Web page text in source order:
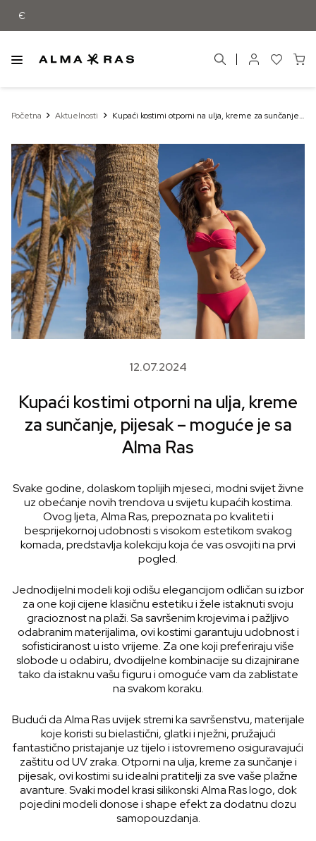
Početna Aktuelnosti
Kupaći kostimi otporni na ulja, kreme za sunčanje,
12.07.2024
Kupaći kostimi otporni na ulja, kreme
za sunčanje, pijesak – moguće je sa
Alma Ras
Svake godine, dolaskom toplijih mjeseci, modni svijet živne
uz obećanje novih trendova u svijetu kupaćih kostima.
Ovog ljeta, Alma Ras, prepoznata po kvaliteti i
besprijekornoj udobnosti s visokom estetikom svakog
komada, predstavlja kolekciju koja će vas osvojiti na prvi
pogled.
Jednodijelni modeli koji odišu elegancijom odličan su izbor
za one koji cijene klasičnu estetiku i žele istaknuti svoju
gracioznost na plaži. Sa savršenim krojevima i pažljivo
odabranim materijalima, ovi kostimi garantuju udobnost i
sofisticiranost u isto vrijeme. Za one koji preferiraju više
slobode u odabiru, dvodijelne kombinacije su dizajnirane
tako da istaknu vašu figuru i omoguće vam da zablistate
na svakom koraku.
Budući da Alma Ras uvijek stremi ka savršenstvu, materijale
koje koristi su bielastični, glatki i nježni, pružajući
fantastično pristajanje uz tijelo i istovremeno osiguravajući
zaštitu od UV zraka. Otporni na ulja, kreme za sunčanje i
pijesak, ovi kostimi su idealni pratitelji za sve vaše plažne
avanture. Svaki model krasi silikonski Alma Ras logo, dok
pojedini modeli donose i shape efekt za dodatnu dozu
samopouzdanja.